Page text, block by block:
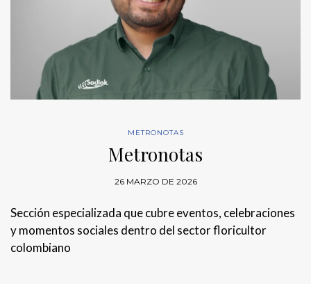
METRONOTAS
Metronotas
26 MARZO DE 2026
Sección especializada que cubre eventos, celebraciones
y momentos sociales dentro del sector floricultor
colombiano